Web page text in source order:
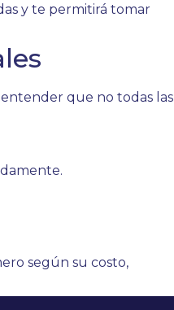
y te permitirá tomar
que no todas las
según su costo,